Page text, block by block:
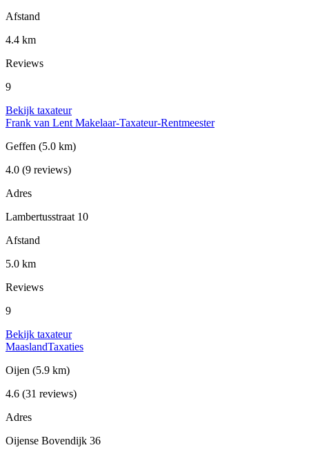
Afstand
4.4 km
Reviews
9
Bekijk taxateur
Frank van Lent Makelaar-Taxateur-Rentmeester
Geffen (5.0 km)
4.0 (9 reviews)
Adres
Lambertusstraat 10
Afstand
5.0 km
Reviews
9
Bekijk taxateur
MaaslandTaxaties
Oijen (5.9 km)
4.6 (31 reviews)
Adres
Oijense Bovendijk 36